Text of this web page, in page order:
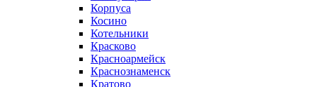
Корпуса
Косино
Котельники
Красково
Красноармейск
Краснознаменск
Кратово